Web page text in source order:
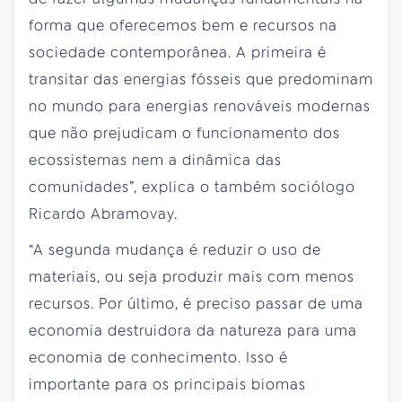
forma que oferecemos bem e recursos na
sociedade contemporânea. A primeira é
transitar das energias fósseis que predominam
no mundo para energias renováveis modernas
que não prejudicam o funcionamento dos
ecossistemas nem a dinâmica das
comunidades”, explica o também sociólogo
Ricardo Abramovay.
“A segunda mudança é reduzir o uso de
materiais, ou seja produzir mais com menos
recursos. Por último, é preciso passar de uma
economia destruidora da natureza para uma
economia de conhecimento. Isso é
importante para os principais biomas